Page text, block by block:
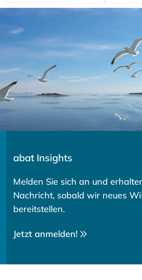
abat Insights
Melden Sie sich an und
Nachricht, sobald wir neues
bereitstellen.
Jetzt anmelden!